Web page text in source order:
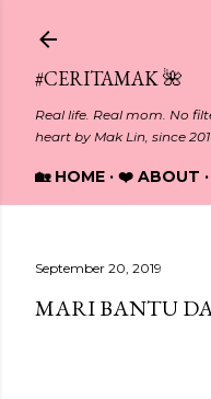
#CERITAMAK 🌺
Real life. Real mom. No
heart by Mak Lin, since
🏡 HOME ❤️ ABOUT
September 20, 2019
MARI BANTU